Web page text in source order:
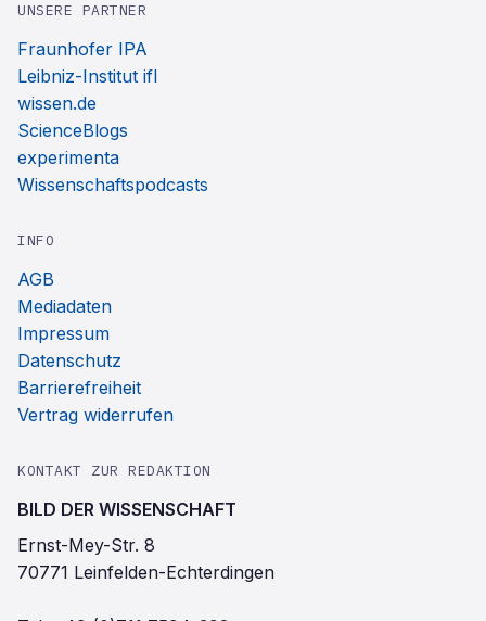
UNSERE PARTNER
Fraunhofer IPA
Leibniz-Institut ifl
wissen.de
ScienceBlogs
experimenta
Wissenschaftspodcasts
INFO
AGB
Mediadaten
Impressum
Datenschutz
Barrierefreiheit
Vertrag widerrufen
KONTAKT ZUR REDAKTION
BILD DER WISSENSCHAFT
Ernst-Mey-Str. 8
70771 Leinfelden-Echterdingen